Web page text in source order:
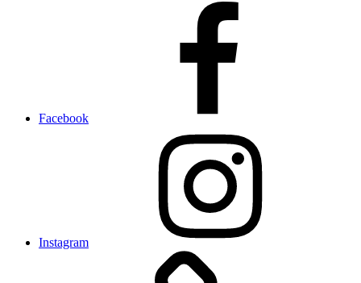
Facebook
Instagram